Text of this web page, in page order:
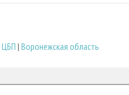
ЦБП | Воронежская область